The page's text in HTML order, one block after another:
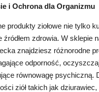
i Ochrona dla Organizmu
produkty ziołowe nie tylko
źródłem zdrowia. W sklepie
znajdziesz różnorodne
odporność,
równowagę psychiczną.
ziół takich jak